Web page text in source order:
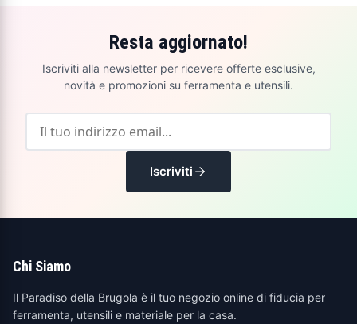
Resta aggiornato!
Iscriviti alla newsletter per ricevere offerte esclusive,
novità e promozioni su ferramenta e utensili.
Iscriviti
Chi Siamo
Il Paradiso della Brugola è il tuo negozio online di fiducia per
ferramenta, utensili e materiale per la casa.